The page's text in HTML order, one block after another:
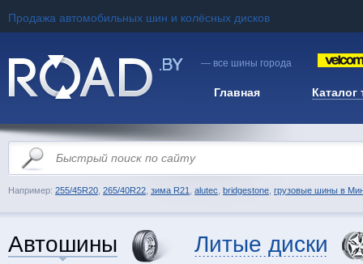
Продажа автомобильных шин и колёсных дисков
— все шины города
Главная Каталог
Например: 255/45R20 265/40R22 зима R21 alutec bridgestone грузовые шины в
Автошины Литые диски